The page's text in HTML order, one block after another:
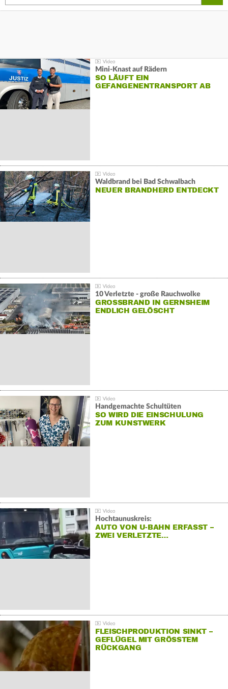
Mini-Knast auf Rädern
SO LÄUFT EIN
GEFANGENENTRANSPORT AB
Waldbrand bei Bad Schwalbach
NEUER BRANDHERD ENTDECKT
10 Verletzte - große Rauchwolke
GROSSBRAND IN GERNSHEIM E
NDLICH GELÖSCHT
Handgemachte Schultüten
SO WIRD DIE EINSCHULUNG
ZUM KUNSTWERK
Hochtaunuskreis:
AUTO VON U-BAHN ERFASST –
ZWEI VERLETZTE…
FLEISCHPRODUKTION SINKT –
GEFLÜGEL MIT GRÖSSTEM R
ÜCKGANG